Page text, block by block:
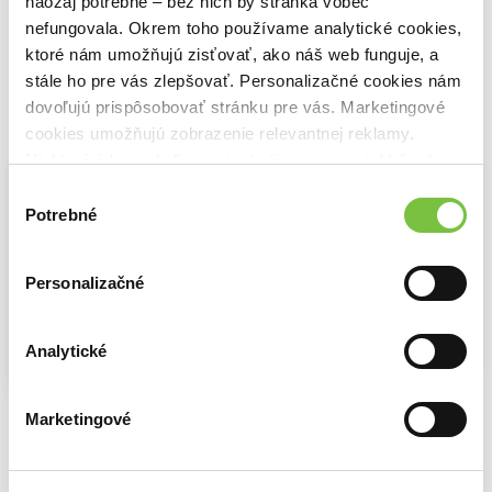
nefungovala. Okrem toho používame analytické cookies,
ktoré nám umožňujú zisťovať, ako náš web funguje, a
stále ho pre vás zlepšovať. Personalizačné cookies nám
dovoľujú prispôsobovať stránku pre vás. Marketingové
cookies umožňujú zobrazenie relevantnej reklamy.
Niektoré údaje zdieľame aj s tretími stranami. Veľmi by
cookies.
súhlasu
Potrebné
Personalizačné
Analytické
Marketingové
14,94€ 15,35€
Vybrané pre teba
Správný krok
Liz Tomforde
Liz Tomforde
14,94€